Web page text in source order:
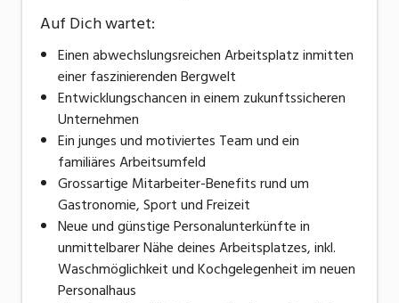
Auf Dich wartet:
Einen abwechslungsreichen Arbeitsplatz inmitten
einer faszinierenden Bergwelt
Entwicklungschancen in einem zukunftssicheren
Unternehmen
Ein junges und motiviertes Team und ein
familiäres Arbeitsumfeld
Grossartige Mitarbeiter-Benefits rund um
Gastronomie, Sport und Freizeit
Neue und günstige Personalunterkünfte in
unmittelbarer Nähe deines Arbeitsplatzes, inkl.
Waschmöglichkeit und Kochgelegenheit im neuen
Personalhaus